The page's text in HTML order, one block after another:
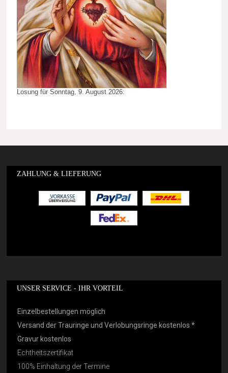
Losung für Sonntag, 9. August 2026:
ZAHLUNG & LIEFERUNG
UNSER SERVICE - IHR VORTEIL
Einzelbestellungen möglich
Versand der Trauringe und Verlobungsringe kostenlos *
Gravur kostenlos
Echtheitszertifikat
100% Einhaltung der Termine